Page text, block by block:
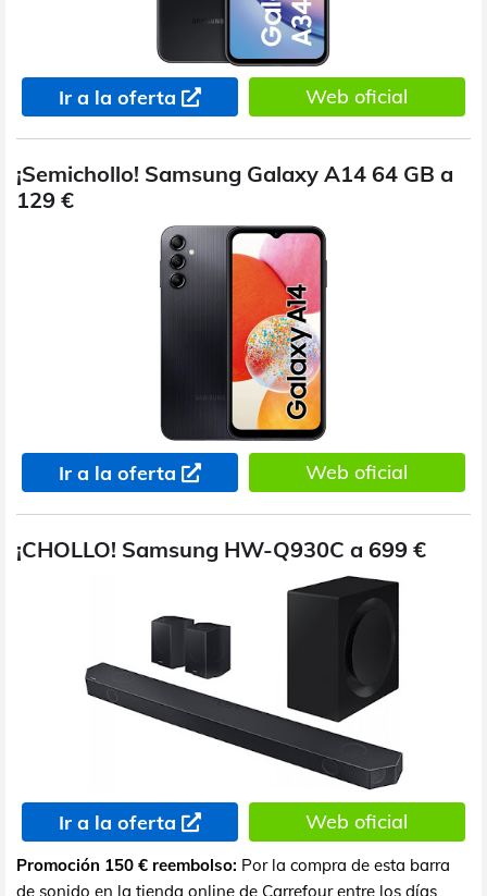
Ir a la oferta Web oficial
¡Semichollo! Samsung Galaxy A14 64 GB a
129 €
Ir a la oferta Web oficial
¡CHOLLO! Samsung HW-Q930C a 699 €
Ir a la oferta Web oficial
Promoción 150 € reembolso: Por la compra de esta barra
de sonido en la tienda online de Carrefour entre los días